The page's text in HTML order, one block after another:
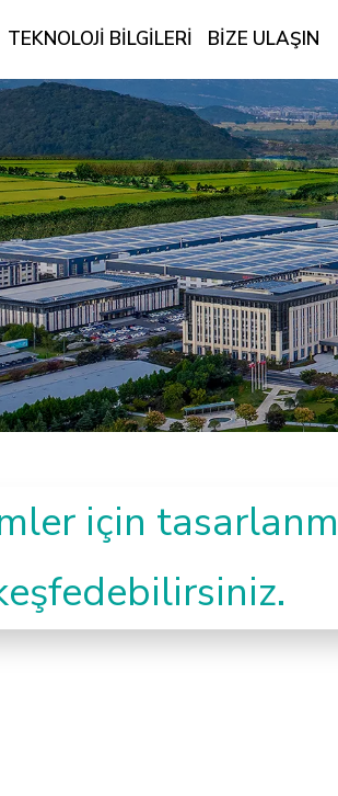
TEKNOLOJI BILGILERI BIZE ULAŞIN
için